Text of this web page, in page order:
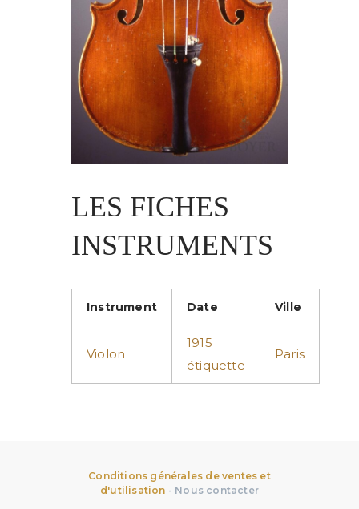
LES FICHES
INSTRUMENTS
Instrument Date Ville
Violon
1915
étiquette
Paris
Conditions générales de ventes et
d'utilisation - Nous contacter